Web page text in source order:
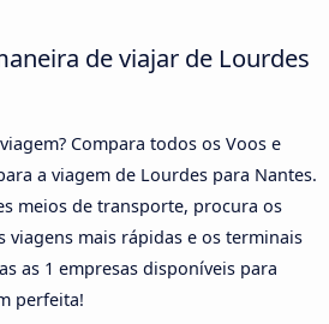
de viajar de Lourdes
Compara todos os Voos e
a viagem de Lourdes para Nantes.
meios de transporte, procura os
viagens mais rápidas e os terminais
as 1 empresas disponíveis para
perfeita!